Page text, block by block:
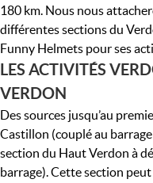
180 km. Nous nous
différentes sections du
Funny Helmets pour ses
LES ACTIVITÉS
VERDON
Des sources jusqu’au
Castillon (couplé au
section du Haut Verdon à
barrage). Cette section